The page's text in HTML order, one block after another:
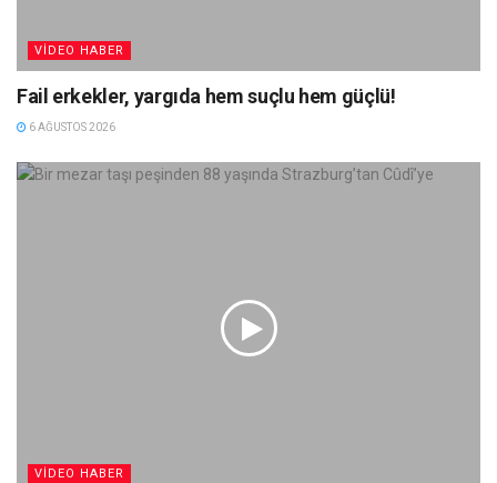
VIDEO HABER
Fail erkekler, yargıda hem suçlu hem güçlü!
6 AĞUSTOS 2026
VIDEO HABER